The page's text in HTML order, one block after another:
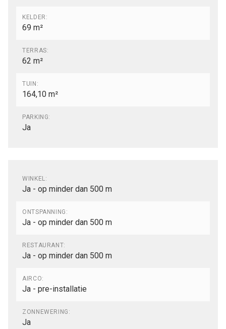
KELDER:
69 m²
TERRAS:
62 m²
TUIN:
164,10 m²
PARKING:
Ja
Comfort
WINKEL:
Ja - op minder dan 500 m
ONTSPANNING:
Ja - op minder dan 500 m
RESTAURANT:
Ja - op minder dan 500 m
AIRCO:
Ja - pre-installatie
ZONNEWERING:
Ja